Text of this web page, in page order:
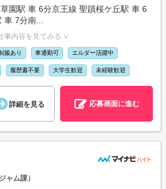
園駅 車 6分京王線 聖蹟桜ケ丘駅 車 6
車 7分南...
事内容を見てみる ∨
服あり 車通勤可 エルダー活躍中
履歴書不要 大学生歓迎 未経験歓迎
詳細を見る 応募画面に進む
ャム課）